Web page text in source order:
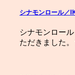
シナモンロール／
シナモンロー
ただきました